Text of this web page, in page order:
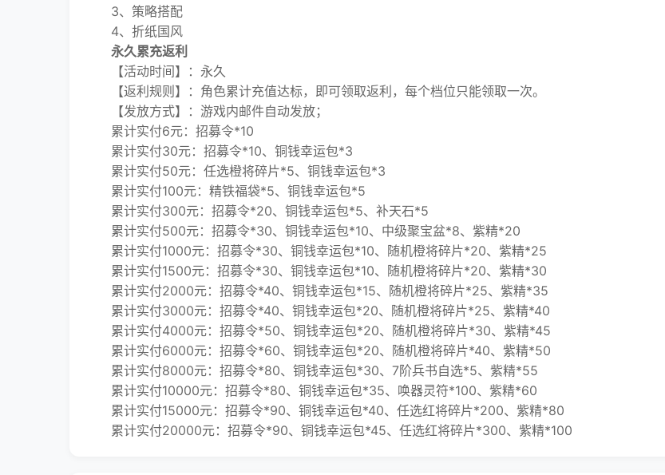
3、策略搭配
4、折纸国风
永久累充返利
【活动时间】：永久
【返利规则】：角色累计充值达标，即可领取返利，每个档位只能领取一次。
【发放方式】：游戏内邮件自动发放；
累计实付6元：招募令*10
累计实付30元：招募令*10、铜钱幸运包*3
累计实付50元：任选橙将碎片*5、铜钱幸运包*3
累计实付100元：精铁福袋*5、铜钱幸运包*5
累计实付300元：招募令*20、铜钱幸运包*5、补天石*5
累计实付500元：招募令*30、铜钱幸运包*10、中级聚宝盆*8、紫精*20
累计实付1000元：招募令*30、铜钱幸运包*10、随机橙将碎片*20、紫精*25
累计实付1500元：招募令*30、铜钱幸运包*10、随机橙将碎片*20、紫精*30
累计实付2000元：招募令*40、铜钱幸运包*15、随机橙将碎片*25、紫精*35
累计实付3000元：招募令*40、铜钱幸运包*20、随机橙将碎片*25、紫精*40
累计实付4000元：招募令*50、铜钱幸运包*20、随机橙将碎片*30、紫精*45
累计实付6000元：招募令*60、铜钱幸运包*20、随机橙将碎片*40、紫精*50
累计实付8000元：招募令*80、铜钱幸运包*30、7阶兵书自选*5、紫精*55
累计实付10000元：招募令*80、铜钱幸运包*35、唤器灵符*100、紫精*60
累计实付15000元：招募令*90、铜钱幸运包*40、任选红将碎片*200、紫精*80
累计实付20000元：招募令*90、铜钱幸运包*45、任选红将碎片*300、紫精*100